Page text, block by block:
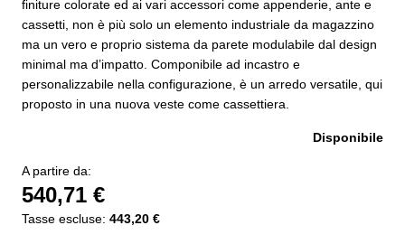
finiture colorate ed ai vari accessori come appenderie, ante e
cassetti, non è più solo un elemento industriale da magazzino
ma un vero e proprio sistema da parete modulabile dal design
minimal ma d’impatto. Componibile ad incastro e
personalizzabile nella configurazione, è un arredo versatile, qui
proposto in una nuova veste come cassettiera.
Disponibile
A partire da:
540,71 €
Tasse escluse: 443,20 €